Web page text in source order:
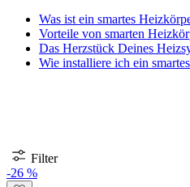
Was ist ein smartes
Vorteile von smarten
Das Herzstück Deines
Wie installiere ich ein
Filter
-26 %